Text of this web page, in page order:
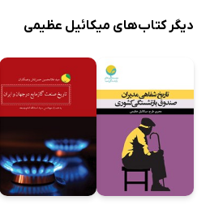
دیگر کتاب‌های میکائیل عظیمی